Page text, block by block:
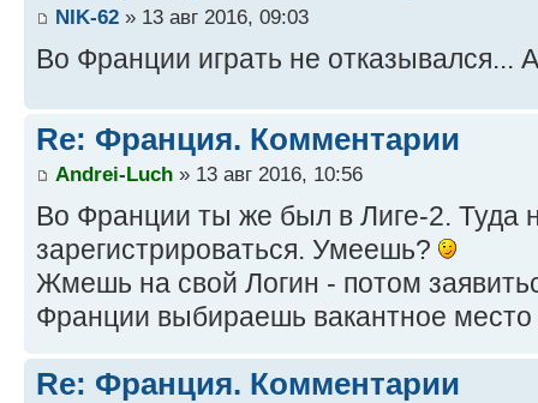
NIK-62 » 13 авг 2016, 09:03
Во Франции играть не отказывался...
Re: Франция. Комментарии
Andrei-Luch » 13 авг 2016, 10:56
Во Франции ты же был в Лиге-2. Туда
зарегистрироваться. Умеешь?
Жмешь на свой Логин - потом
Франции выбираешь вакантное место
Re: Франция. Комментарии